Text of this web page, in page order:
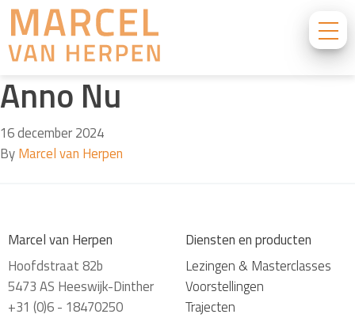
Anno Nu
16 december 2024
ByMarcel van Herpen
Marcel van Herpen
Hoofdstraat 82b
5473 AS Heeswijk-Dinther
+31 (0)6 - 18470250
Diensten en producten
Lezingen & Masterclasses
Voorstellingen
Trajecten